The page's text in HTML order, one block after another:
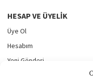
HESAP VE ÜYELIK
Üye Ol
Hesabım
Yeni Gönderi